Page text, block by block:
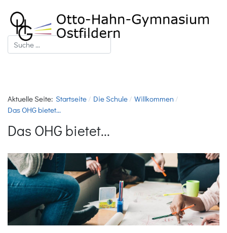
Suchen
Aktuelle Seite: Startseite Die Schule
Willkommen
Das OHG bietet...
Das OHG bietet...